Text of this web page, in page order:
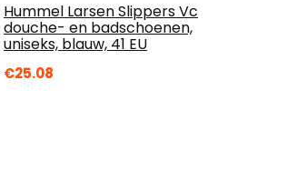
Hummel Larsen Slippers Vc
douche- en badschoenen,
uniseks, blauw, 41 EU
€25.08